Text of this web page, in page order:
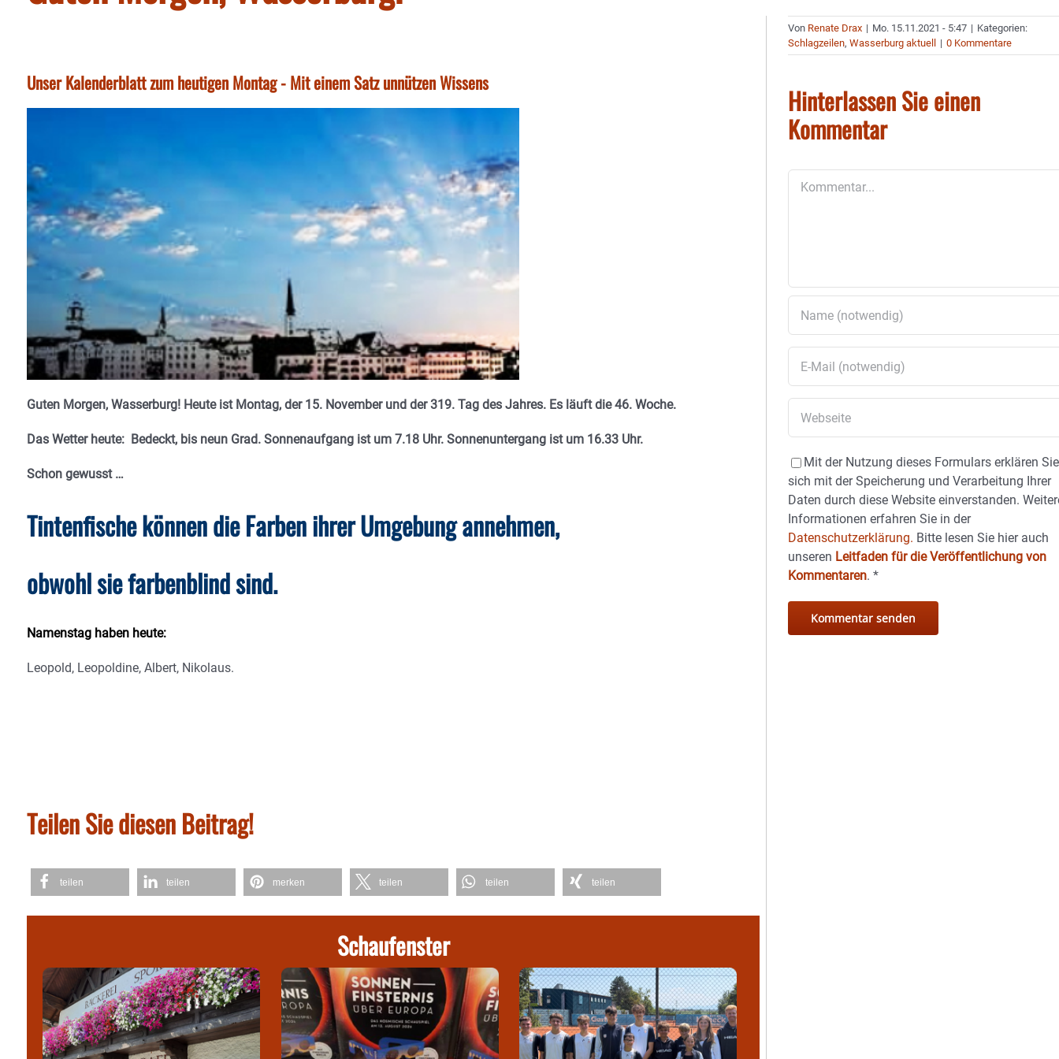
Unser Kalenderblatt zum heutigen Montag - Mit einem Satz unnützen Wissens
Guten Morgen, Wasserburg! Heute ist Montag, der 15. November und der 319. Tag des Jahres. Es läuft die 46. Woche.
Das Wetter heute: Bedeckt, bis neun Grad. Sonnenaufgang ist um 7.18 Uhr. Sonnenuntergang ist um 16.33 Uhr.
Schon gewusst …
Tintenfische können die Farben ihrer Umgebung annehmen,
obwohl sie farbenblind sind.
Namenstag haben heute:
Leopold, Leopoldine, Albert, Nikolaus.
Teilen Sie diesen Beitrag!
teilen teilen merken teilen teilen teilen
Schaufenster
Von Renate Drax | Mo. 15.11.2021 - 5:47 | Kategorien:
Schlagzeilen,Wasserburg aktuell | 0 Kommentare
Hinterlassen Sie einen
Kommentar
Mit der Nutzung dieses Formulars erklären Sie
sich mit der Speicherung und Verarbeitung Ihrer
Daten durch diese Website einverstanden.
Informationen erfahren Sie in der
Datenschutzerklärung. Bitte lesen Sie hier auch
unseren Leitfaden für die Veröffentlichung von
Kommentaren.*